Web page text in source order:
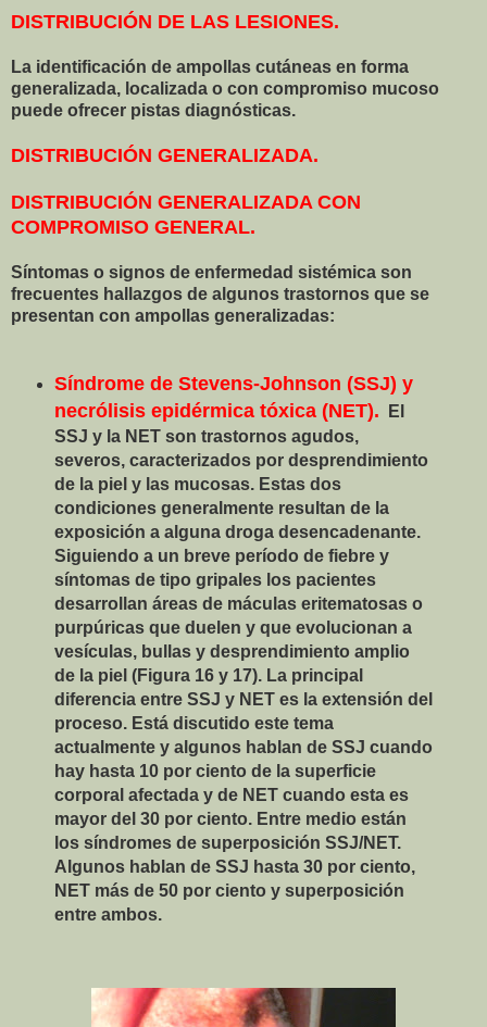
DISTRIBUCIÓN DE LAS LESIONES.
La identificación de ampollas cutáneas en forma
generalizada, localizada o con compromiso mucoso
puede ofrecer pistas diagnósticas.
DISTRIBUCIÓN GENERALIZADA.
DISTRIBUCIÓN GENERALIZADA CON
COMPROMISO GENERAL.
Síntomas o signos de enfermedad sistémica son
frecuentes hallazgos de algunos trastornos que se
presentan con ampollas generalizadas:
Síndrome de Stevens-Johnson (SSJ) y
necrólisis epidérmica tóxica (NET).
El
SSJ y la NET son trastornos agudos,
severos, caracterizados por desprendimiento
de la piel y las mucosas. Estas dos
condiciones generalmente resultan de la
exposición a alguna droga desencadenante.
Siguiendo a un breve período de fiebre y
síntomas de tipo gripales los pacientes
desarrollan áreas de máculas eritematosas o
purpúricas que duelen y que evolucionan a
vesículas, bullas y desprendimiento amplio
de la piel (Figura 16 y 17). La principal
diferencia entre SSJ y NET es la extensión del
proceso. Está discutido este tema
actualmente y algunos hablan de SSJ cuando
hay hasta 10 por ciento de la superficie
corporal afectada y de NET cuando esta es
mayor del 30 por ciento. Entre medio están
los síndromes de superposición SSJ/NET.
Algunos hablan de SSJ hasta 30 por ciento,
NET más de 50 por ciento y superposición
entre ambos.